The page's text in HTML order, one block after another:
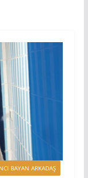
BAYAN ARKADAŞ